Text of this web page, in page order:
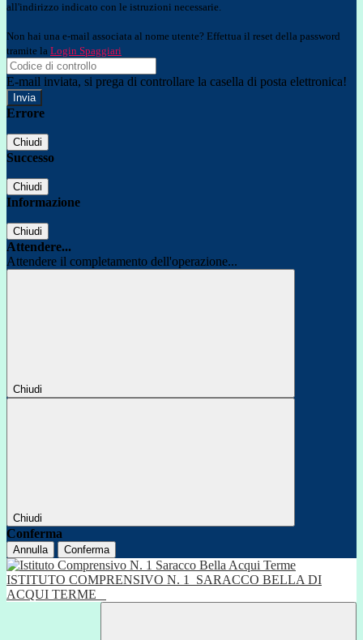
all'indirizzo indicato con le istruzioni necessarie.
Non hai una e-mail associata al nome utente? Effettua il reset della password
tramite la Login Spaggiari
E-mail inviata, si prega di controllare la casella di posta elettronica!
Errore
Chiudi
Successo
Chiudi
Informazione
Chiudi
Attendere...
Attendere il completamento dell'operazione...
Chiudi
Chiudi
Conferma
Annulla Conferma
ISTITUTO COMPRENSIVO N. 1
SARACCO BELLA DI
ACQUI TERME